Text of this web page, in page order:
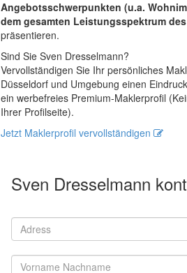
Angebotsschwerpunkten (u.a.
dem gesamten Leistungsspektrum
präsentieren.
Sind Sie Sven Dresselmann?
Vervollständigen Sie Ihr persönliches
Düsseldorf und Umgebung einen
ein werbefreies Premium-Maklerprofil
Ihrer Profilseite).
Jetzt Maklerprofil vervollständigen
Sven Dresselmann